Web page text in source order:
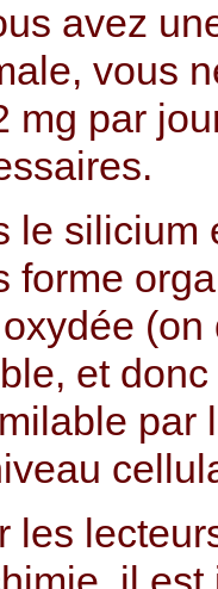
avez
vous
mg par
le silicium
forme
et
par
les